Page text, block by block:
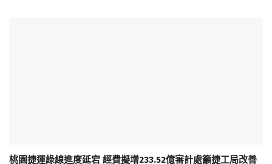
桃園捷運綠線進度延宕 經費擬增233.52億審計處籲捷工局改善